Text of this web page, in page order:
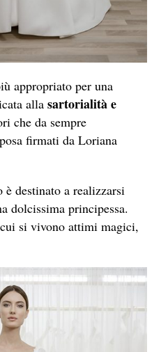
appropriato per una
alla sartorialità e
che da sempre
firmati da Loriana
destinato a realizzarsi
dolcissima principessa.
si vivono attimi magici,